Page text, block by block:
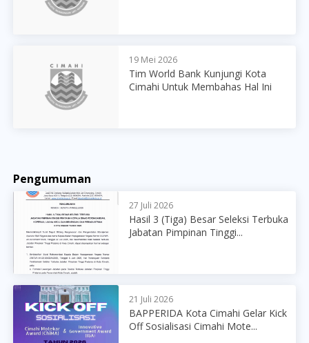
19 Mei 2026
Tim World Bank Kunjungi Kota
Cimahi Untuk Membahas Hal Ini
Pengumuman
27 Juli 2026
Hasil 3 (Tiga) Besar Seleksi Terbuka
Jabatan Pimpinan Tinggi...
21 Juli 2026
BAPPERIDA Kota Cimahi Gelar Kick
Off Sosialisasi Cimahi Mote...